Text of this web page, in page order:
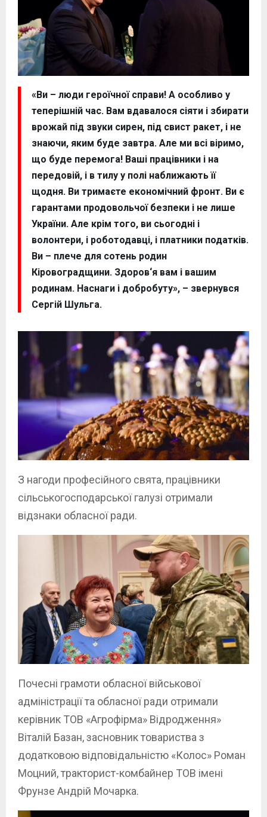
«Ви – люди героїчної справи! А особливо у
теперішній час. Вам вдавалося сіяти і збирати
врожай під звуки сирен, під свист ракет, і не
знаючи, яким буде завтра. Але ми всі віримо,
що буде перемога! Ваші працівники і на
передовій, і в тилу у полі наближають її
щодня. Ви тримаєте економічний фронт. Ви є
гарантами продовольчої безпеки і не лише
України. Але крім того, ви сьогодні і
волонтери, і роботодавці, і платники податків.
Ви – плече для сотень родин
Кіровоградщини. Здоров‘я вам і вашим
родинам. Наснаги і добробуту», – звернувся
Сергій Шульга.
З нагоди професійного свята, працівники
сільськогосподарської галузі отримали
відзнаки обласної ради.
Почесні грамоти обласної військової
адміністрації та обласної ради отримали
керівник ТОВ «Агрофірма» Відродження»
Віталій Базан, засновник товариства з
додатковою відповідальністю «Колос» Роман
Моцний, тракторист-комбайнер ТОВ імені
Фрунзе Андрій Мочарка.